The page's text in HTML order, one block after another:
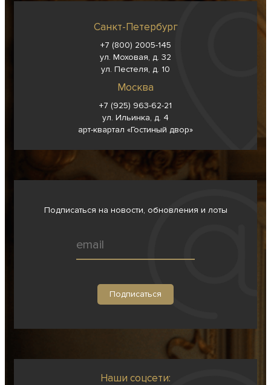
Санкт-Петербург
+7 (800) 2005-145
ул. Моховая, д. 32
ул. Пестеля, д. 10
Москва
+7 (925) 963-62-21
ул. Ильинка, д. 4
арт-квартал «Гостиный двор»
Подписаться на новости, обновления и лоты
Наши соцсети: